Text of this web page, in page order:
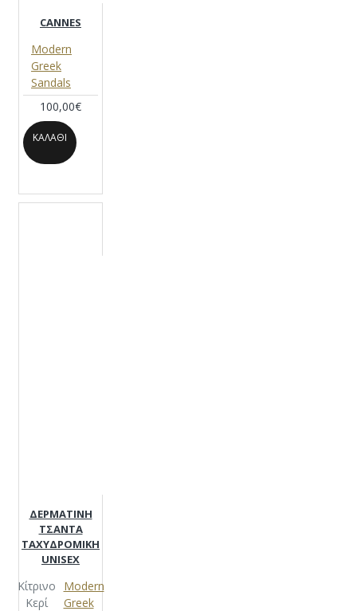
CANNES
Modern
Greek
Sandals
100,00€
ΚΑΛΆΘΙ
ΔΕΡΜΑΤΙΝΗ
ΤΣΑΝΤΑ
ΤΑΧΥΔΡΟΜΙΚΗ
UNISEX
Κίτρινο
Κερί
Modern
Greek